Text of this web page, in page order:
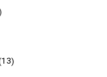
13